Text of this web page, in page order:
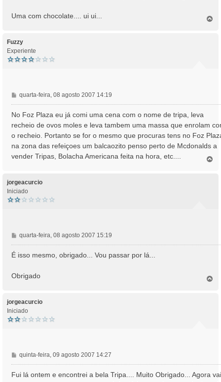
Uma com chocolate.... ui ui...
Fuzzy
Experiente
M
e
n
a
g
e
m
quarta-feira, 08 agosto 2007 14:19
No Foz Plaza eu já comi uma cena com o nome de tripa, leva
recheio de ovos moles e leva tambem uma massa que enrolam
o recheio. Portanto se for o mesmo que procuras tens no Foz
na zona das refeiçoes um balcaozito penso perto de Mcdonalds a
vender Tripas, Bolacha Americana feita na hora, etc....
jorgeacurcio
Iniciado
M
e
n
g
quarta-feira, 08 agosto 2007 15:19
É isso mesmo, obrigado... Vou passar por lá...
Obrigado
jorgeacurcio
Iniciado
M
e
n
quinta-feira, 09 agosto 2007 14:27
Fui lá ontem e encontrei a bela Tripa.... Muito Obrigado... Agora vai